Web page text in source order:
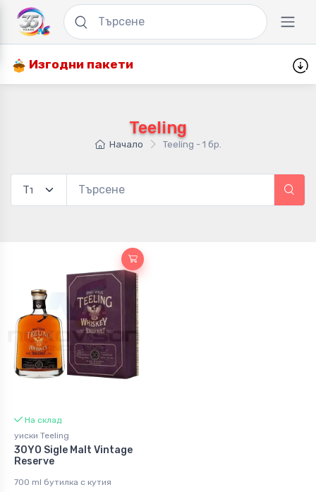
Изгодни пакети
Teeling
Начало Teeling - 1 бр.
На склад
уиски Teeling
30YO Sigle Malt Vintage
Reserve
700 ml бутилка с кутия